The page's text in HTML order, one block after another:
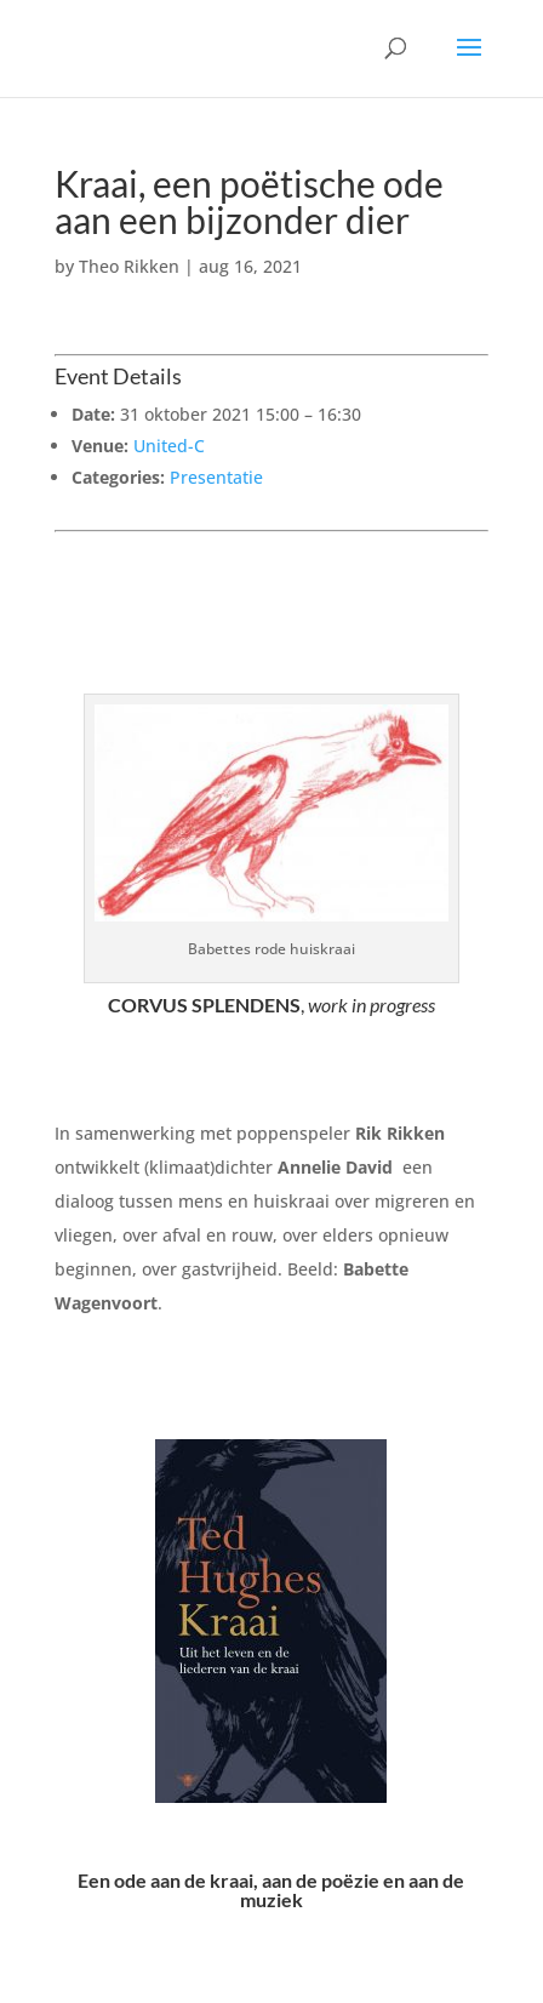
Kraai, een poëtische ode
aan een bijzonder dier
by Theo Rikken | aug 16, 2021
Event Details
Date: 31 oktober 2021 15:00– 16:30
Venue: United-C
Categories: Presentatie
Babettes rode huiskraai
CORVUS SPLENDENS,work in progress
In samenwerking met poppenspeler Rik Rikken
ontwikkelt (klimaat)dichter Annelie David een
dialoog tussen mens en huiskraai over migreren en
vliegen, over afval en rouw, over elders opnieuw
beginnen, over gastvrijheid. Beeld: Babette
Wagenvoort.
Een ode aan de kraai, aan de poëzie en aan de
muziek